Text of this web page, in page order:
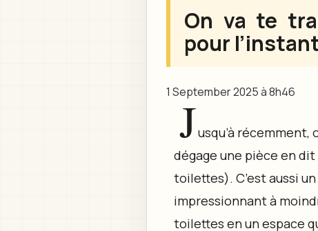
On va te
pour
1 September 2025 à 8h46
Jusqu’à
dégage une pièce en dit
toilettes). C’est aussi
impressionnant à
toilettes en un espace